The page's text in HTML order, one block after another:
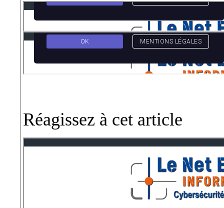
Réagissez à cet article